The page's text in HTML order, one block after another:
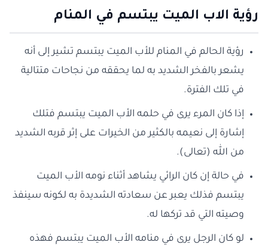
رؤية الاب الميت يبتسم في المنام
رؤية الحالم في المنام للأب الميت يبتسم تشير إلى أنه
يشعر بالفخر الشديد به لما يحققه من نجاحات متتالية
في تلك الفترة.
إذا كان المرء يرى في حلمه الأب الميت يبتسم فتلك
إشارة إلى نعيمه بالكثير من الخيرات على إثر قربه الشديد
من الله (تعالى).
في حالة إن كان الرائي يشاهد أثناء نومه الأب الميت
يبتسم فذلك يعبر عن سعادته الشديدة به لكونه سينفذ
وصيته التي قد تركها له.
لو كان الرجل يرى في منامه الأب الميت يبتسم فهذه